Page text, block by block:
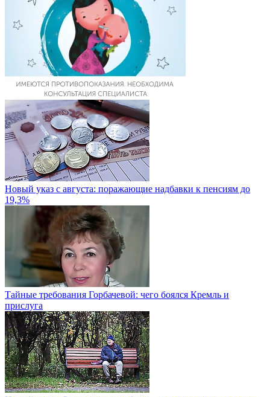
Новый указ с августа: поражающие надбавки к пенсиям до
19,3%
Тайные требования Горбачевой: чего боялся Кремль и
прислуга